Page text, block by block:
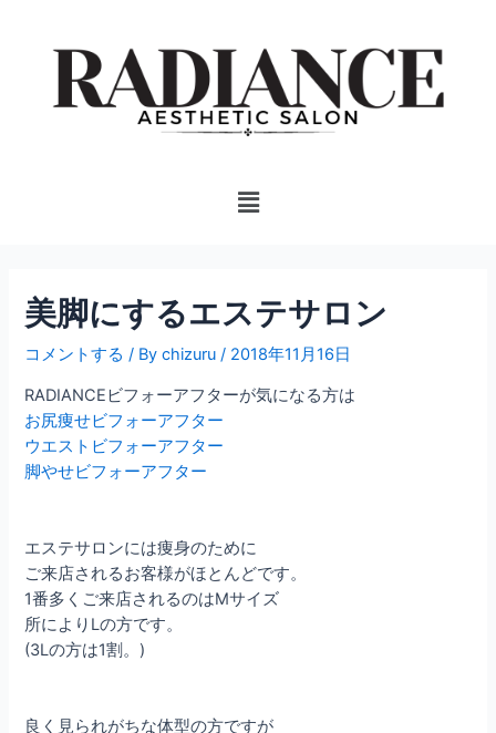
Menu
美脚にするエステサロン
コメントする / Bychizuru/ 2018年11月16日
RADIANCEビフォーアフターが気になる方は
お尻痩せビフォーアフター
ウエストビフォーアフター
脚やせビフォーアフター
エステサロンには痩身のために
ご来店されるお客様がほとんどです。
1番多くご来店されるのはMサイズ
所によりLの方です。
(3Lの方は1割。)
良く見られがちな体型の方ですが
ビ
ゲ